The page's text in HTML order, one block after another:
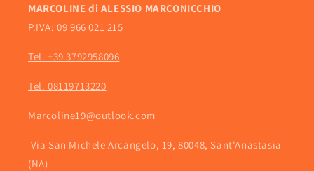
MARCOLINE di ALESSIO MARCONICCHIO
P.IVA: 09 966 021 215
Tel. +39 3792958096
Tel. 08119713220
Marcoline19@outlook.com
Via San Michele Arcangelo, 19, 80048, Sant'Anastasia
(NA)